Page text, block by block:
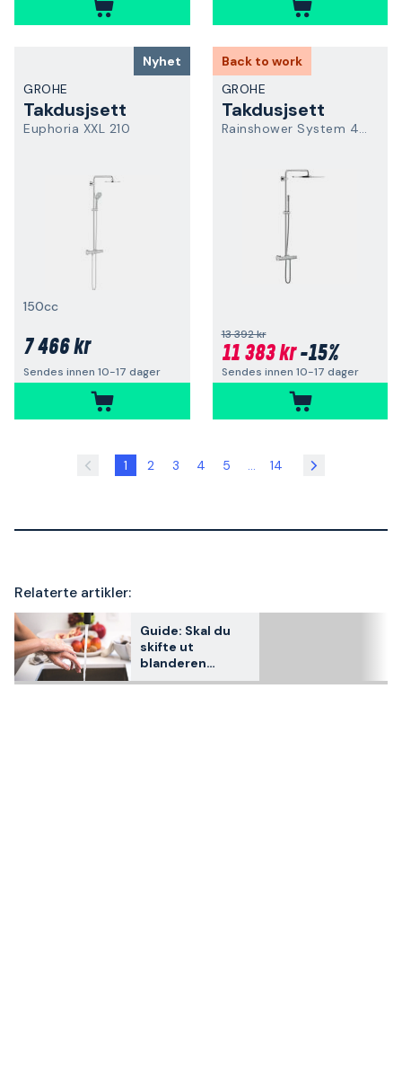
Nyhet
GROHE
Takdusjsett
Euphoria XXL 210
150cc
7 466 kr
Sendes innen 10-17 dager
Back to work
GROHE
Takdusjsett
Rainshower System 400
13 392 kr
11 383 kr-15%
Sendes innen 10-17 dager
1 2 3 4 5 ... 14
Relaterte artikler:
Guide: Skal du
skifte ut
blanderen
(kranen) på